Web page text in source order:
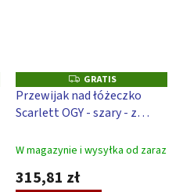
G
R
A
T
GRATIS
Przewijak nad łóżeczko
Scarlett OGY - szary - z
Słoń - biały
W magazynie i wysyłka od zaraz
315,81 zł